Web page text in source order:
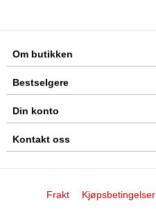
Om butikken
Bestselgere
Din konto
Kontakt oss
Frakt Kjøpsbetingelser